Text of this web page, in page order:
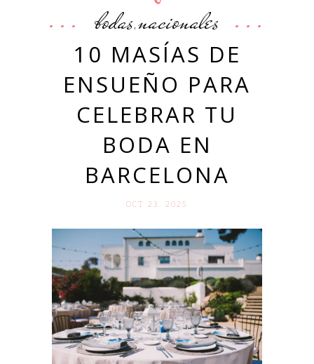
bodas,nacionales
10 MASÍAS DE
ENSUEÑO PARA
CELEBRAR TU
BODA EN
BARCELONA
OCT 23. 2025